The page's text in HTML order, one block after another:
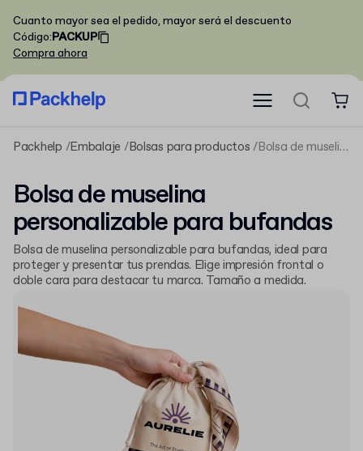
Cuanto mayor sea el pedido, mayor será el descuento
Código:PACKUP
Compra ahora
Packhelp Embalaje Bolsas para productos Bolsa de muselina personalizable para bufandas
Bolsa de muselina
personalizable para bufandas
Bolsa de muselina personalizable para bufandas, ideal para
proteger y presentar tus prendas. Elige impresión frontal o
doble cara para destacar tu marca. Tamaño a medida.